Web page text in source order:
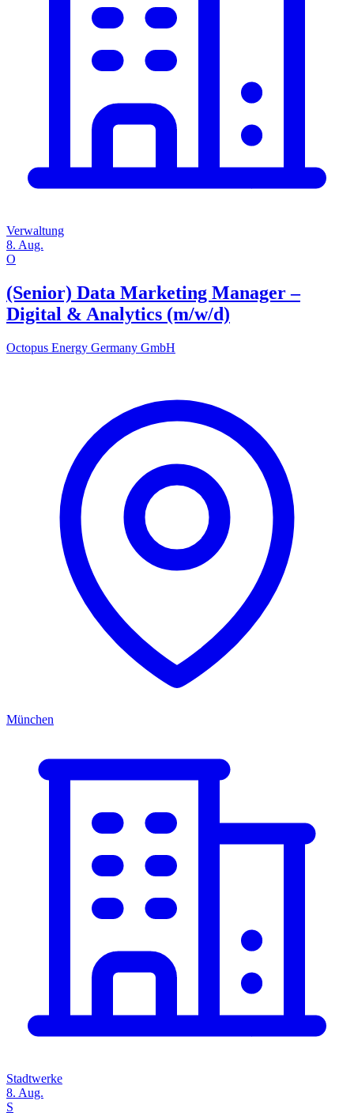
Verwaltung
8. Aug.
O
(Senior) Data Marketing Manager –
Digital & Analytics (m/w/d)
Octopus Energy Germany GmbH
München
Stadtwerke
8. Aug.
S